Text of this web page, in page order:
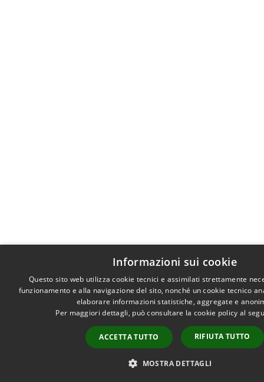
Informazioni sui cookie
Questo sito web utilizza cookie tecnici e assimilati strettamente
funzionamento e alla navigazione del sito, nonché un cookie tecnico
elaborare informazioni statistiche, aggregate e
Per maggiori dettagli, può consultare la cookie policy al
ACCETTA TUTTO RIFIUTA TUTTO
MOSTRA DETTAGLI